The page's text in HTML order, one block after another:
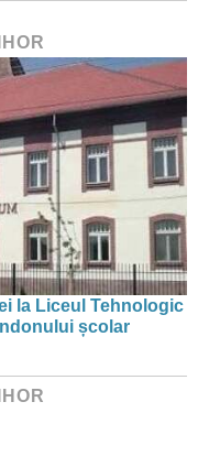
la Liceul Tehnologic
școlar